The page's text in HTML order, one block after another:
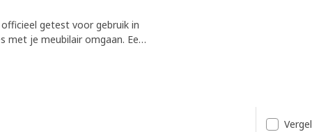
getest voor gebruik in
met je meubilair omgaan. Een
de tafels of worden